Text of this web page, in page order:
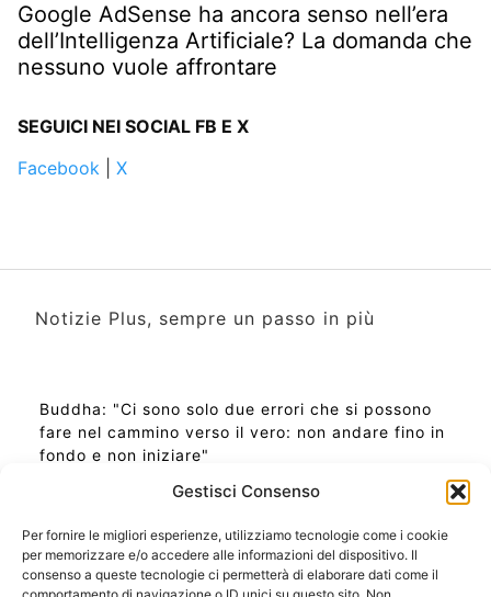
Gestisci Consenso
Per fornire le migliori esperienze, utilizziamo tecnologie come i cookie
per memorizzare e/o accedere alle informazioni del dispositivo. Il
consenso a queste tecnologie ci permetterà di elaborare dati come il
Google AdSense ha ancora senso nell’era
dell’Intelligenza Artificiale? La domanda che
nessuno vuole affrontare
SEGUICI NEI SOCIAL FB E X
Facebook
X
Notizie Plus, sempre un passo in più
Buddha: "Ci sono solo due errori che si possono
fare nel cammino verso il vero: non andare fino in
fondo e non iniziare"
Ora Esatta in Italia in questo momento
Ti Senti Strano Ultimamente? Potrebbe Essere per